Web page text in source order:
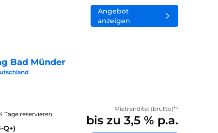
Angebot
anzeigen
Bad Münder
Tage reservieren
Q+)
Mietrendite: (brutto)*¹
bis zu 3,5 % p.a.